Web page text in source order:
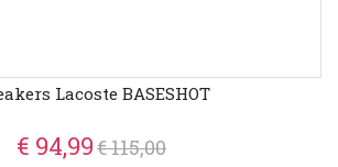
Lacoste BASESHOT
€ 94,99€ 115,00